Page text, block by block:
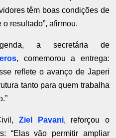
têm boas condições de
resultado”, afirmou.
a secretária de
, comemorou a entrega:
reflete o avanço de Japeri
tanto para quem trabalha
Ziel Pavani, reforçou o
“Elas vão permitir ampliar